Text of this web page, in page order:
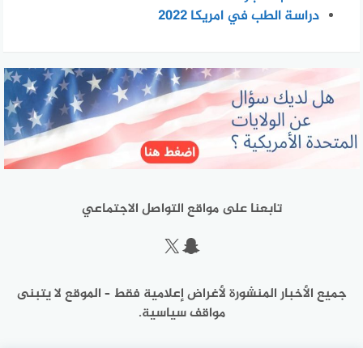
دراسة الطب في امريكا 2022
تابعنا على مواقع التواصل الاجتماعي
سناب شات
إكس
جميع الأخبار المنشورة لأغراض إعلامية فقط – الموقع لا يتبنى
مواقف سياسية.